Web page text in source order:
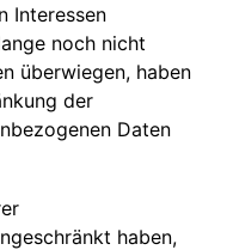
Interessen
noch nicht
überwiegen, haben
der
Daten
haben,